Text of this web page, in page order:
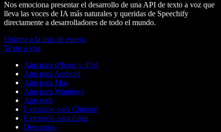
Nos emociona presentar el desarrollo de una API de texto a voz que
lleva las voces de IA más naturales y queridas de Speechify
directamente a desarrolladores de todo el mundo.
Unirme a la lista de espera
Texto a voz
App para iPhone y iPad
App para Android
App para Mac
App para Windows
App web
Extensión para Chrome
Extensión para Edge
Descargas